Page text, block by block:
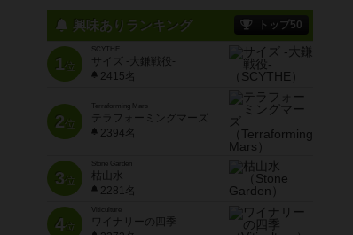
興味ありランキング トップ50
1位
SCYTHE
サイズ -大鎌戦役-
2415名
2位
Terraforming Mars
テラフォーミングマーズ
2394名
3位
Stone Garden
枯山水
2281名
4位
Viticulture
ワイナリーの四季